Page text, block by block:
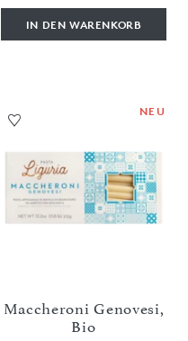
IN DEN WARENKORB
Maccheroni Genovesi,
Bio
NEU